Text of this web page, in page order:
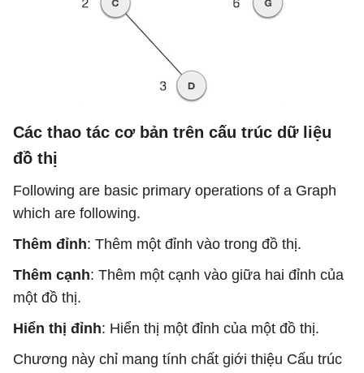
Các thao tác cơ bản trên cấu trúc dữ liệu
đồ thị
Following are basic primary operations of a Graph
which are following.
Thêm đỉnh: Thêm một đỉnh vào trong đồ thị.
Thêm cạnh: Thêm một cạnh vào giữa hai đỉnh của
một đồ thị.
Hiển thị đỉnh: Hiển thị một đỉnh của một đồ thị.
Chương này chỉ mang tính chất giới thiệu Cấu trúc